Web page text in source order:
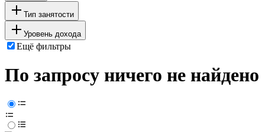
Тип занятости
Уровень дохода
Ещё фильтры
По запросу ничего не найдено